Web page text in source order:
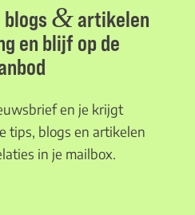
&artikelen
en blijf op de
en je krijgt
tips, blogs en artikelen
in je mailbox.